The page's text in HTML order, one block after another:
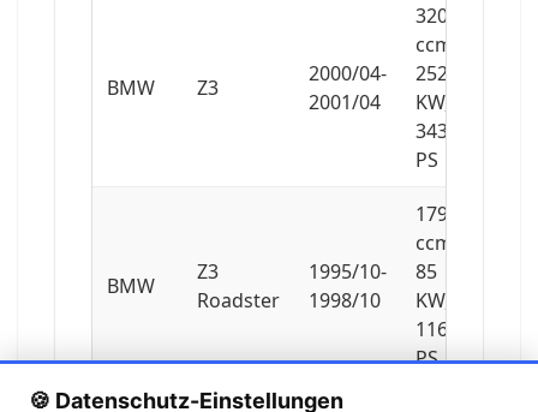
🍪 Datenschutz-Einstellungen
BMW Z3
2000/04-
2001/04
3201
ccm,
252
KW,
343
PS
BMW
Z3
Roadster
1995/10-
1998/10
1796
ccm,
85
KW,
116
PS